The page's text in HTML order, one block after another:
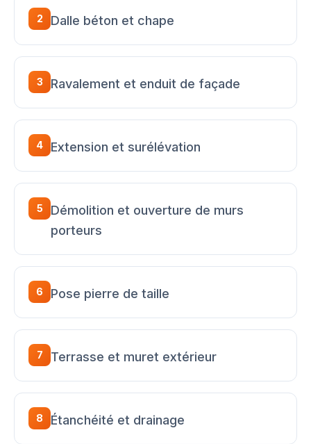
2 Dalle béton et chape
3 Ravalement et enduit de façade
4 Extension et surélévation
5
Démolition et ouverture de murs
porteurs
6 Pose pierre de taille
7 Terrasse et muret extérieur
8 Étanchéité et drainage